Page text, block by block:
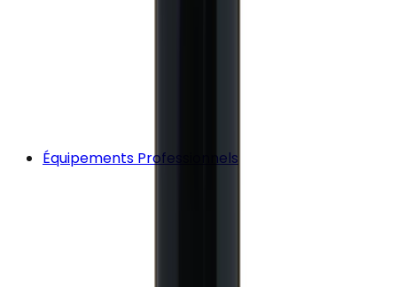
Équipements Professionnels